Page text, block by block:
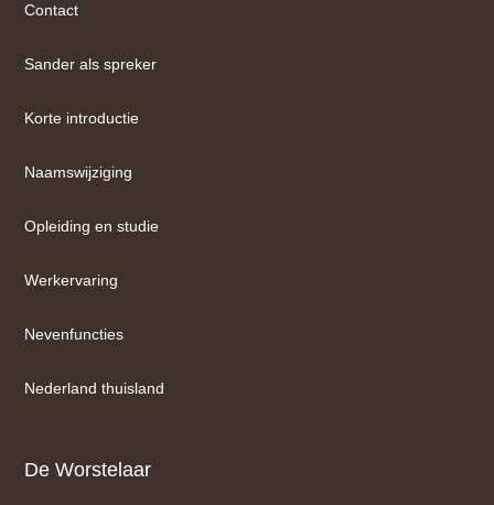
Contact
Sander als spreker
Korte introductie
Naamswijziging
Opleiding en studie
Werkervaring
Nevenfuncties
Nederland thuisland
De Worstelaar